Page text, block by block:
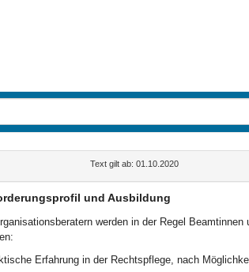
Text gilt ab: 01.10.2020
und Ausbildung
werden in der Regel
Erfahrung in der Rechtspflege, nach